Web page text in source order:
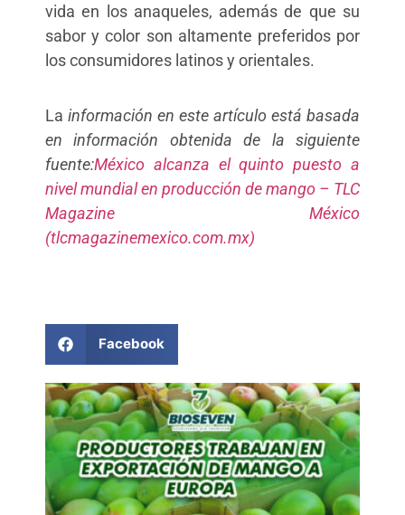
vida en los anaqueles, además de que su
sabor y color son altamente preferidos por
los consumidores latinos y orientales.
La información en este artículo está basada
en información obtenida de la siguiente
fuente:México alcanza el quinto puesto a
nivel mundial en producción de mango – TLC
Magazine México
(tlcmagazinemexico.com.mx)
Facebook